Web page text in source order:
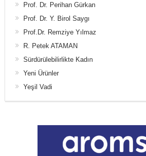
Prof. Dr. Perihan Gürkan
Prof. Dr. Y. Birol Saygı
Prof.Dr. Remziye Yılmaz
R. Petek ATAMAN
Sürdürülebilirlikte Kadın
Yeni Ürünler
Yeşil Vadi